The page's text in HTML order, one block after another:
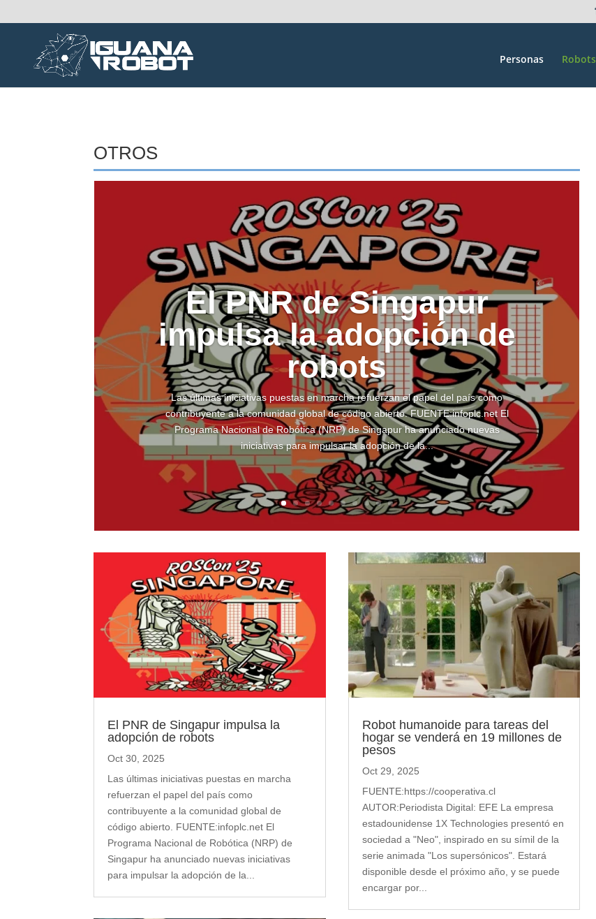
Personas Robots
OTROS
El PNR de Singapur
impulsa la adopción de
robots
Las últimas iniciativas puestas en marcha refuerzan el papel del país como
contribuyente a la comunidad global de código abierto. FUENTE:infoplc.net El
Programa Nacional de Robótica (NRP) de Singapur ha anunciado nuevas
iniciativas para impulsar la adopción de la...
El PNR de Singapur impulsa la
adopción de robots
Oct 30, 2025
Las últimas iniciativas puestas en marcha
refuerzan el papel del país como
contribuyente a la comunidad global de
código abierto. FUENTE:infoplc.net El
Programa Nacional de Robótica (NRP) de
Singapur ha anunciado nuevas iniciativas
para impulsar la adopción de la...
Robot humanoide para tareas del
hogar se venderá en 19 millones de
pesos
Oct 29, 2025
FUENTE:https://cooperativa.cl
AUTOR:Periodista Digital: EFE La empresa
estadounidense 1X Technologies presentó en
sociedad a "Neo", inspirado en su símil de la
serie animada "Los supersónicos". Estará
disponible desde el próximo año, y se puede
encargar por...